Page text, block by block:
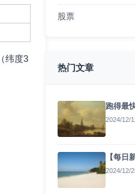
纬度3
股票
热门文章
跑得最
2024/
【每日
2024/